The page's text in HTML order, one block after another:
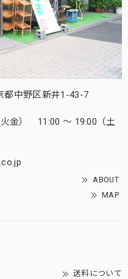
中野区新井1-43-7
火金） 11:00 ～ 19:00（土
ABOUT
MAP
送料について